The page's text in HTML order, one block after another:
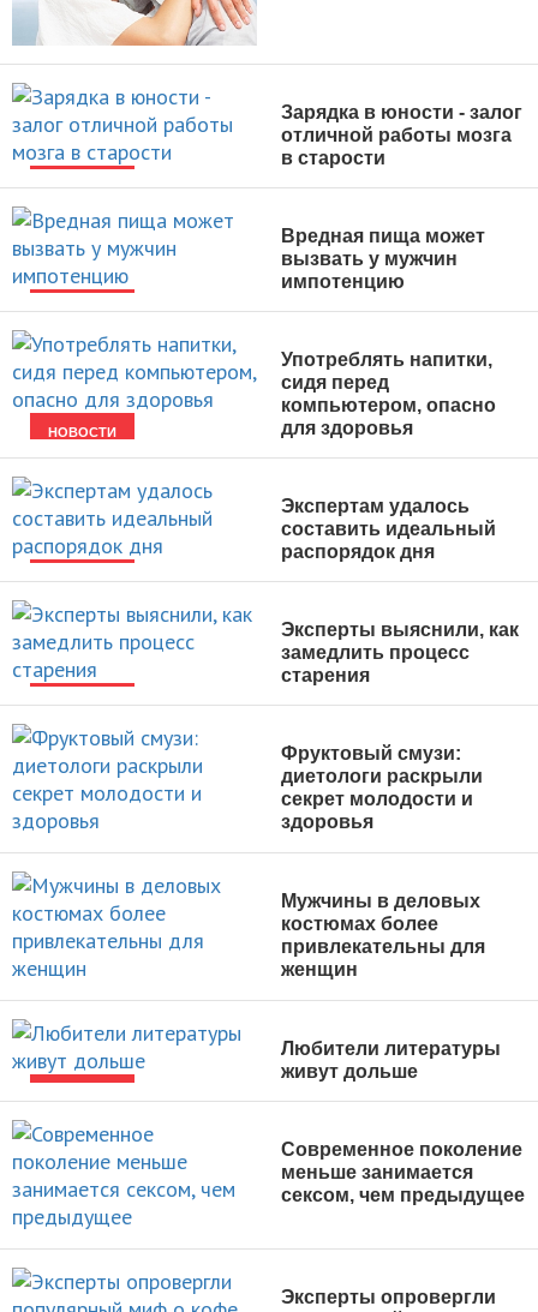
НОВОСТИ
НОВОСТИ
Зарядка в юности - залог
отличной работы мозга
в старости
НОВОСТИ
Вредная пища может
вызвать у мужчин
импотенцию
НОВОСТИ
Употреблять напитки,
сидя перед
компьютером, опасно
для здоровья
НОВОСТИ
Экспертам удалось
составить идеальный
распорядок дня
НОВОСТИ
Эксперты выяснили, как
замедлить процесс
старения
НОВОСТИ
Фруктовый смузи:
диетологи раскрыли
секрет молодости и
здоровья
НОВОСТИ
Мужчины в деловых
костюмах более
привлекательны для
женщин
Любители литературы
живут дольше
НОВОСТИ
Современное поколение
меньше занимается
сексом, чем предыдущее
Эксперты опровергли